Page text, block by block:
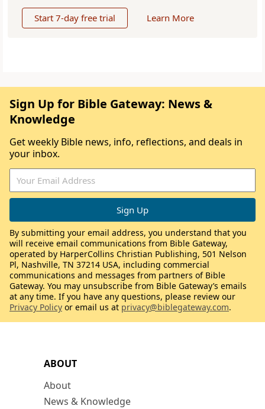
Start 7-day free trial Learn More
ABOUT
About
News & Knowledge
Sign Up for Bible Gateway: News &
Knowledge
Get weekly Bible news, info, reflections, and deals in
your inbox.
By submitting your email address, you understand that you
will receive email communications from Bible Gateway,
operated by HarperCollins Christian Publishing, 501 Nelson
Pl, Nashville, TN 37214 USA, including commercial
communications and messages from partners of Bible
Gateway. You may unsubscribe from Bible Gateway’s emails
at any time. If you have any questions, please review our
Privacy Policy or email us at privacy@biblegateway.com.